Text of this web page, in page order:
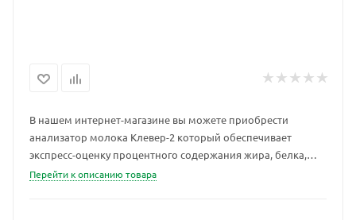
В нашем интернет-магазине вы можете приобрести
анализатор молока Клевер-2 который обеспечивает
экспресс-оценку процентного содержания жира, белка,
сухого обезжиренного молочного остатка (СОМО) и
Перейти к описанию товара